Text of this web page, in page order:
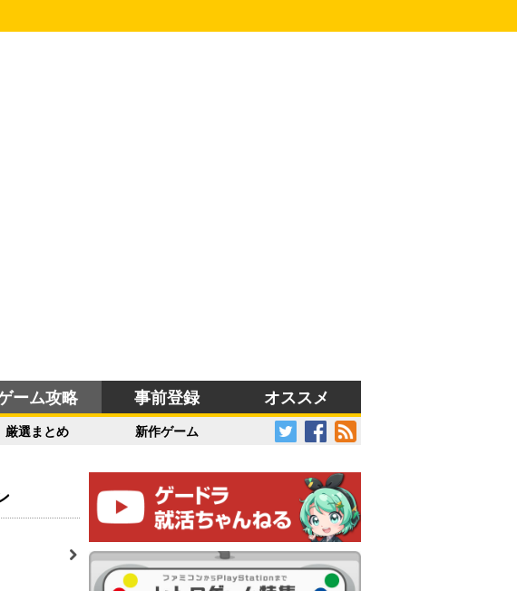
ーム攻略 事前登録 オススメ
厳選まとめ 新作ゲーム